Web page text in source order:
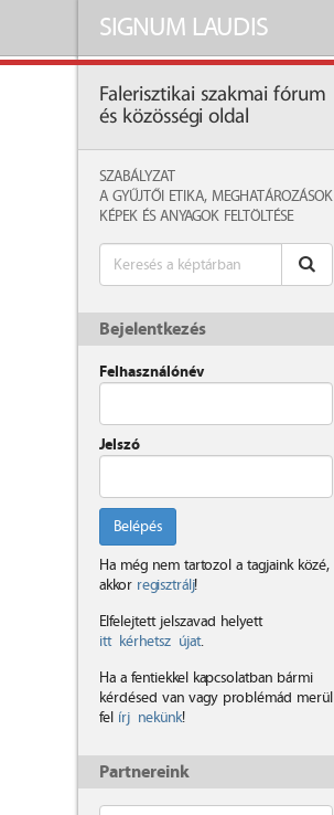
SIGNUM LAUDIS
Falerisztikai szakmai fórum
és közösségi oldal
SZABÁLYZAT
A GYŰJTŐI ETIKA, MEGHATÁROZÁSOK
KÉPEK ÉS ANYAGOK FELTÖLTÉSE
Bejelentkezés
Felhasználónév
Jelszó
Belépés
Ha még nem tartozol a tagjaink közé,
akkor regisztrálj!
Elfelejtett jelszavad helyett
itt kérhetsz újat.
Ha a fentiekkel kapcsolatban bármi
kérdésed van vagy problémád merül
fel írj nekünk!
Partnereink